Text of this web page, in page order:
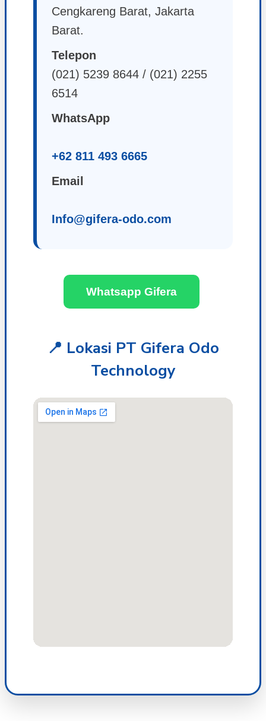
Cengkareng Barat, Jakarta
Barat.
Telepon
(021) 5239 8644 / (021) 2255
6514
WhatsApp
+62 811 493 6665
Email
Info@gifera-odo.com
Whatsapp Gifera
📍 Lokasi PT Gifera Odo
Technology